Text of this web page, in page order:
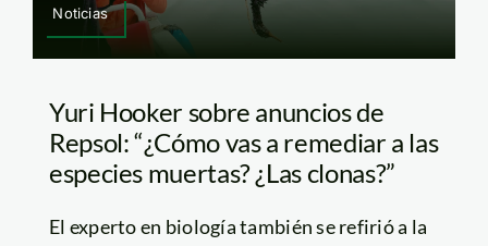
Noticias
Yuri Hooker sobre anuncios de
Repsol: “¿Cómo vas a remediar a las
especies muertas? ¿Las clonas?”
El experto en biología también se refirió a la